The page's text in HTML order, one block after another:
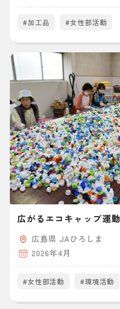
#加工品 #女性部活動
広がるエコキャップ運動
広島県 JAひろしま
2026年4月
#女性部活動 #環境活動